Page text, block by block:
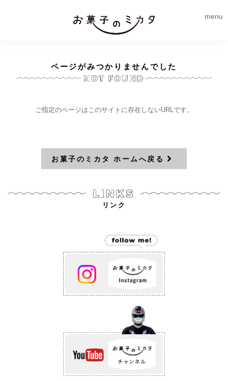
menu
ページがみつかりませんでした
ご指定のページはこのサイトに存在しないURLです。
お菓子のミカタ ホームへ戻る
リンク